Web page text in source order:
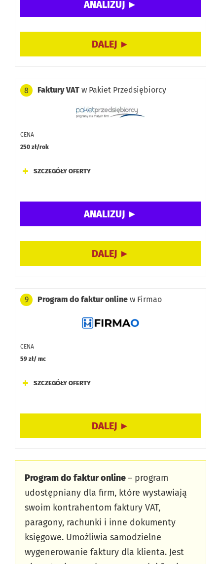
Promocja:
8 Faktury VAT w Pakiet Przedsiębiorcy
CENA
250 zł/rok
SZCZEGÓŁY OFERTY
9 Program do faktur online w Firmao
CENA
59 zł/ mc
SZCZEGÓŁY OFERTY
Program do faktur online– program
udostępniany dla firm, które wystawiają
swoim kontrahentom faktury VAT,
paragony, rachunki i inne dokumenty
księgowe. Umożliwia samodzielne
wygenerowanie faktury dla klienta. Jest